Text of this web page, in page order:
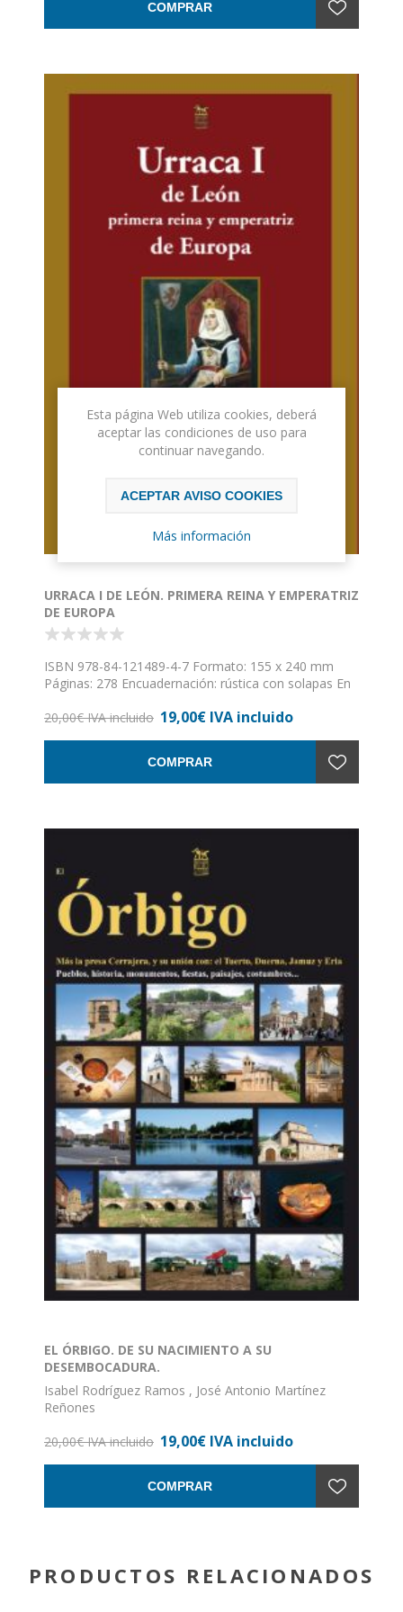
COMPRAR
URRACA I DE LEÓN. PRIMERA REINA Y EMPERATRIZ
DE EUROPA
ISBN 978-84-121489-4-7 Formato: 155 x 240 mm
Páginas: 278 Encuadernación: rústica con solapas En
acercado con un interés y rigor enormes, a una de las
pero ella sabe de dónde viene y a donde va, y por
esta razón se intitula siempre como: “EMPERADORA
DE LEÓN Y REYNA DE TODA ESPANNA”. Ella es el
20,00€ IVA incluido 19,00€ IVA incluido
COMPRAR
EL ÓRBIGO. DE SU NACIMIENTO A SU
DESEMBOCADURA.
Isabel Rodríguez Ramos , José Antonio Martínez
Reñones
Formato: 17 x 24
20,00€ IVA incluido 19,00€ IVA incluido
COMPRAR
PRODUCTOS RELACIONADOS
Esta página Web utiliza cookies, deberá
aceptar las condiciones de uso para
continuar navegando.
ACEPTAR AVISO COOKIES
Más información